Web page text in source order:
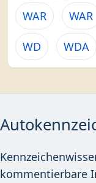
WAR WAR
WD WDA
kommentierbare